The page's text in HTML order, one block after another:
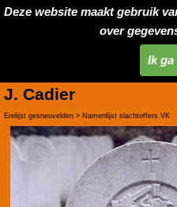
Deze website maakt gebruik
over
Ik ga
J. Cadier
Erelijst gesneuvelden > Namenlijst slachtoffers VK